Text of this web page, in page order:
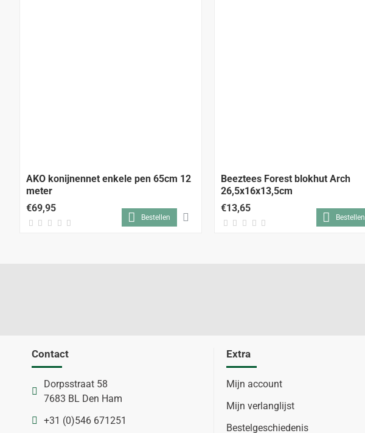
AKO konijnennet enkele pen 65cm 12
meter
€69,95
Bestellen
Beeztees Forest blokhut Arch
26,5x16x13,5cm
€13,65
Bestellen
Contact
Dorpsstraat 58
7683 BL Den Ham
+31 (0)546 671251
Extra
Mijn account
Mijn verlanglijst
Bestelgeschiedenis